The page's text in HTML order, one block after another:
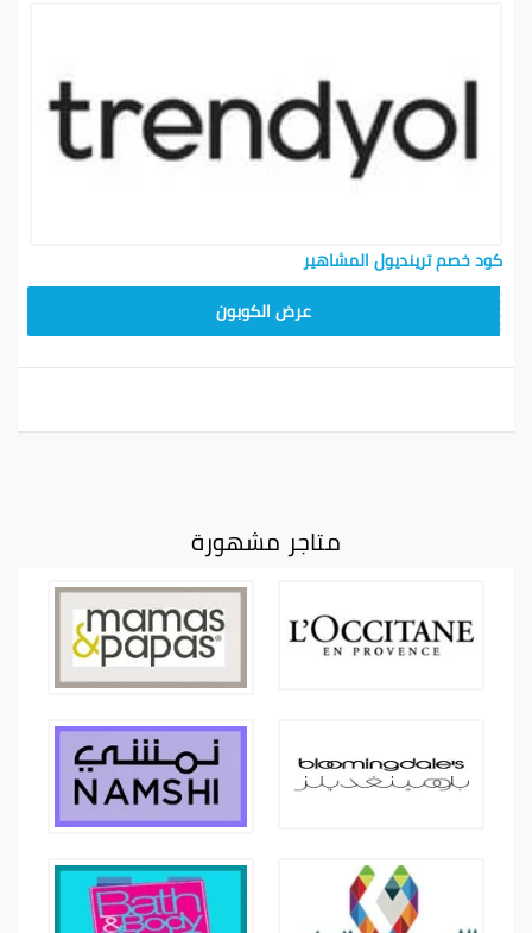
كود خصم ترينديول المشاهير
عرض الكوبون
متاجر مشهورة